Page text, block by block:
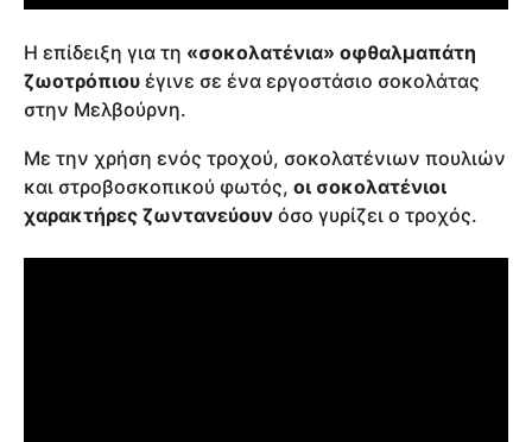
Η επίδειξη για τη «σοκολατένια» οφθαλμαπάτη
ζωοτρόπιου έγινε σε ένα εργοστάσιο σοκολάτας
στην Μελβούρνη.
Με την χρήση ενός τροχού, σοκολατένιων πουλιών
και στροβοσκοπικού φωτός, οι σοκολατένιοι
χαρακτήρες ζωντανεύουν όσο γυρίζει ο τροχός.